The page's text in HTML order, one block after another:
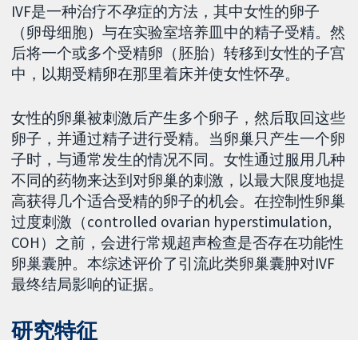
IVF是一种治疗不孕症的方法，其中女性的卵子
（卵母细胞）与在实验室培养皿中的精子受精。然
后将一个或多个受精卵（胚胎）转移到女性的子宫
中，以期受精卵在那里着床并使女性怀孕。
女性的卵巢被刺激后产生多个卵子，然后取回这些
卵子，并通过精子进行受精。当卵巢只产生一个卵
子时，与通常发生的情况不同。女性通过服用几种
不同的药物来达到对卵巢的刺激，以最大限度地提
高获得几个适合受精的卵子的机会。在控制性卵巢
过度刺激（controlled ovarian hyperstimulation,
COH）之前，会进行常规超声检查是否存在功能性
卵巢囊肿。本综述评价了引流此类卵巢囊肿对IVF
最终结局影响的证据。
研究特征